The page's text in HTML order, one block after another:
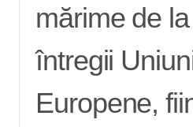
mărime de
întregii
Europene,